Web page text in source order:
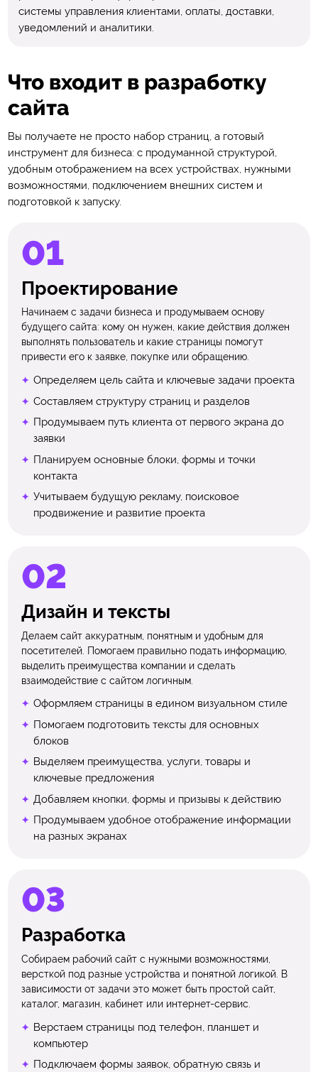
системы управления клиентами, оплаты, доставки,
уведомлений и аналитики.
Что входит в разработку
сайта
Вы получаете не просто набор страниц, а готовый
инструмент для бизнеса: с продуманной структурой,
удобным отображением на всех устройствах, нужными
возможностями, подключением внешних систем и
подготовкой к запуску.
Проектирование
Начинаем с задачи бизнеса и продумываем основу
будущего сайта: кому он нужен, какие действия должен
выполнять пользователь и какие страницы помогут
привести его к заявке, покупке или обращению.
Определяем цель сайта и ключевые задачи проекта
Составляем структуру страниц и разделов
Продумываем путь клиента от первого экрана до
заявки
Планируем основные блоки, формы и точки
контакта
Учитываем будущую рекламу, поисковое
продвижение и развитие проекта
Дизайн и тексты
Делаем сайт аккуратным, понятным и удобным для
посетителей. Помогаем правильно подать информацию,
выделить преимущества компании и сделать
взаимодействие с сайтом логичным.
Оформляем страницы в едином визуальном стиле
Помогаем подготовить тексты для основных
блоков
Выделяем преимущества, услуги, товары и
ключевые предложения
Добавляем кнопки, формы и призывы к действию
Продумываем удобное отображение информации
на разных экранах
Разработка
Собираем рабочий сайт с нужными возможностями,
версткой под разные устройства и понятной логикой. В
зависимости от задачи это может быть простой сайт,
каталог, магазин, кабинет или интернет-сервис.
Верстаем страницы под телефон, планшет и
компьютер
Подключаем формы заявок, обратную связь и